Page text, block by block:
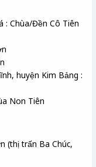
: Chùa/Đền Cô Tiên
huyện Kim Bảng :
Non Tiên
(thị trấn Ba Chúc,